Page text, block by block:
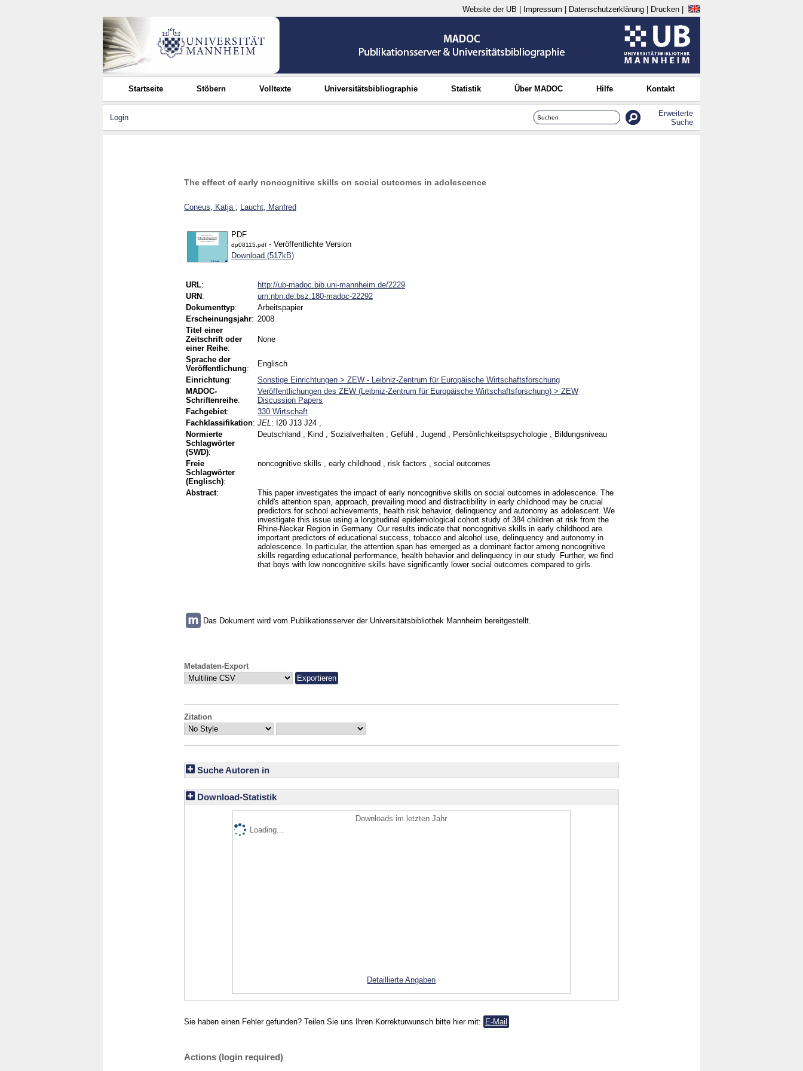
Website der UB Impressum Datenschutzerklärung Drucken
Startseite Stöbern Volltexte Universitätsbibliographie Statistik Über MADOC Hilfe Kontakt
Login
Erweiterte
Suche
The effect of early noncognitive skills on social outcomes in adolescence
Coneus, Katja ; Laucht, Manfred
PDF
dp08115.pdf - Veröffentlichte Version
Download (517kB)
URL:
http://ub-madoc.bib.uni-mannheim.de/2229
URN :
urn:nbn:de:bsz:180-madoc-22292
Dokumenttyp:
Arbeitspapier
Erscheinungsjahr: 2008
Titel einer
Zeitschrift oder
einer Reihe:
None
Sprache der
Veröffentlichung:
Englisch
Einrichtung:
Sonstige Einrichtungen > ZEW - Leibniz-Zentrum für Europäische Wirtschaftsforschung
MADOC-
Schriftenreihe:
Veröffentlichungen des ZEW (Leibniz-Zentrum für Europäische Wirtschaftsforschung) > ZEW
Discussion Papers
Fachgebiet:
330 Wirtschaft
Fachklassifikation: JEL: I20 J13 J24 ,
Normierte
Schlagwörter
(SWD):
Deutschland , Kind , Sozialverhalten , Gefühl , Jugend , Persönlichkeitspsychologie , Bildungsniveau
Freie
Schlagwörter
(Englisch):
noncognitive skills , early childhood , risk factors , social outcomes
Abstract:
This paper investigates the impact of early noncognitive skills on social outcomes in adolescence. The
child's attention span, approach, prevailing mood and distractibility in early childhood may be crucial
predictors for school achievements, health risk behavior, delinquency and autonomy as adolescent. We
investigate this issue using a longitudinal epidemiological cohort study of 384 children at risk from the
Rhine-Neckar Region in Germany. Our results indicate that noncognitive skills in early childhood are
important predictors of educational success, tobacco and alcohol use, delinquency and autonomy in
adolescence. In particular, the attention span has emerged as a dominant factor among noncognitive
skills regarding educational performance, health behavior and delinquency in our study. Further, we find
that boys with low noncognitive skills have significantly lower social outcomes compared to girls.
Das Dokument wird vom Publikationsserver der Universitätsbibliothek Mannheim bereitgestellt.
Metadaten-Export
Zitation
Suche Autoren in
Download-Statistik
Downloads im letzten Jahr
Loading...
Detaillierte Angaben
Sie haben einen Fehler gefunden? Teilen Sie uns Ihren Korrekturwunsch bitte hier mit: E-Mail
Actions (login required)